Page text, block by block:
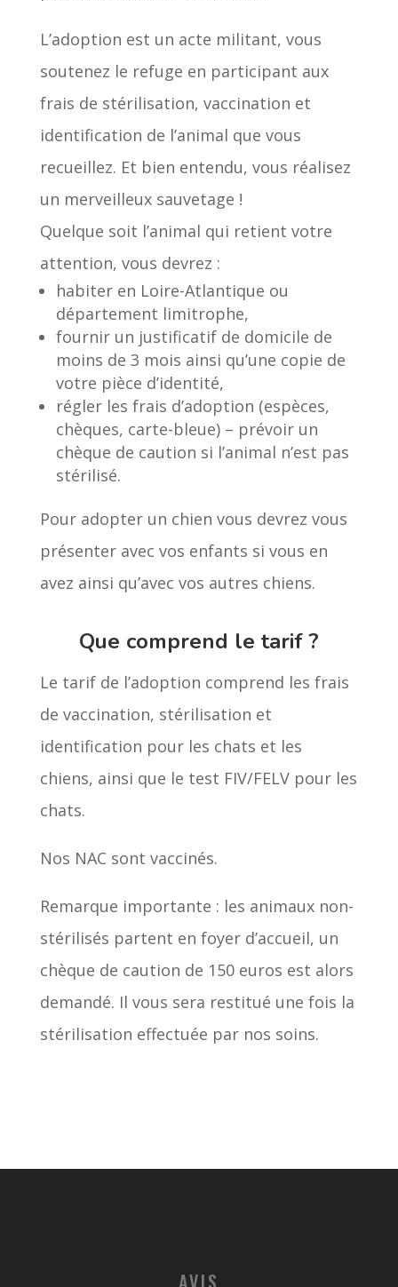
L’adoption est un acte militant, vous
soutenez le refuge en participant aux
frais de stérilisation, vaccination et
identification de l’animal que vous
recueillez. Et bien entendu, vous réalisez
un merveilleux sauvetage !
Quelque soit l’animal qui retient votre
attention, vous devrez :
habiter en Loire-Atlantique ou
département limitrophe,
fournir un justificatif de domicile de
moins de 3 mois ainsi qu’une copie de
votre pièce d’identité,
régler les frais d’adoption (espèces,
chèques, carte-bleue) – prévoir un
chèque de caution si l’animal n’est pas
stérilisé.
Pour adopter un chien vous devrez vous
présenter avec vos enfants si vous en
avez ainsi qu’avec vos autres chiens.
Que comprend le tarif ?
Le tarif de l’adoption comprend les frais
de vaccination, stérilisation et
identification pour les chats et les
chiens, ainsi que le test FIV/FELV pour les
chats.
Nos NAC sont vaccinés.
Remarque importante : les animaux non-
stérilisés partent en foyer d’accueil, un
chèque de caution de 150 euros est alors
demandé. Il vous sera restitué une fois la
stérilisation effectuée par nos soins.